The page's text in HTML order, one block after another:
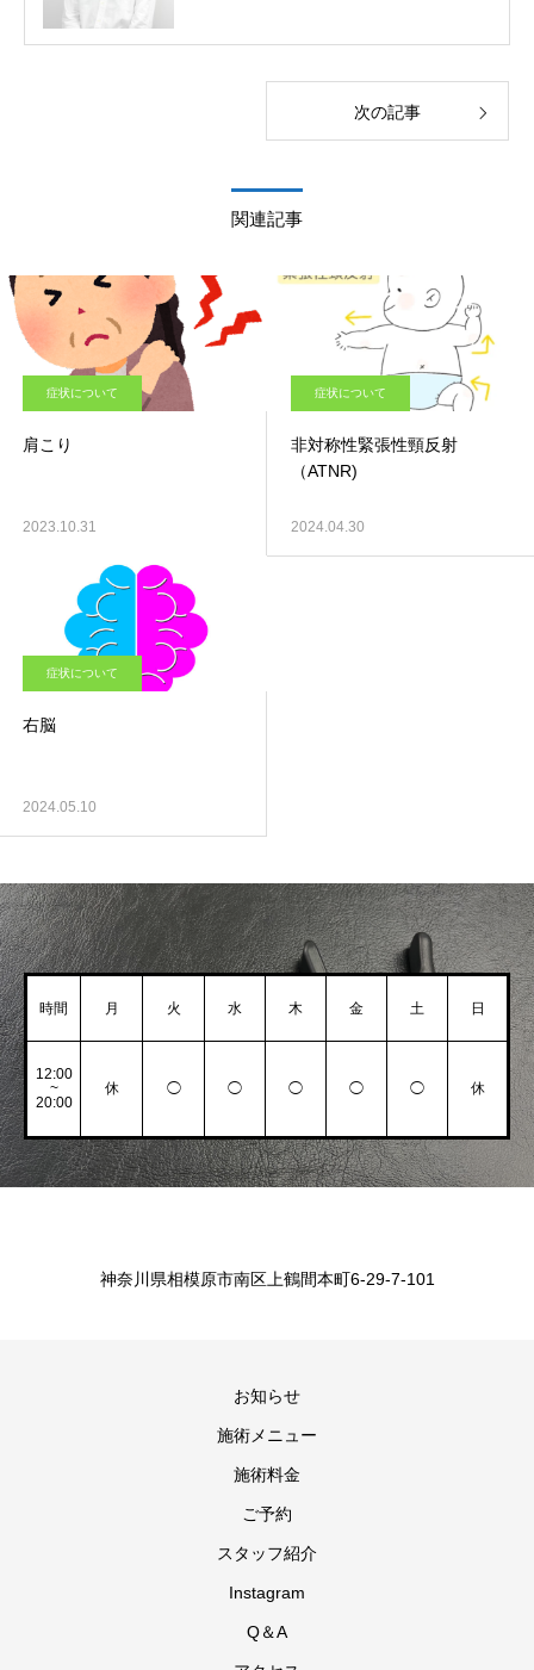
次の記事
関連記事
症状について
肩こり
2023.10.31
症状について
非対称性緊張性頸反射
（ATNR)
2024.04.30
症状について
右脳
2024.05.10
時間 月 火 水 木 金 土 日
12:00
~
20:00
休 ◯ ◯ ◯ ◯ ◯ 休
神奈川県相模原市南区上鶴間本町6-29-7-101
お知らせ
施術メニュー
施術料金
ご予約
スタッフ紹介
Instagram
Q＆A